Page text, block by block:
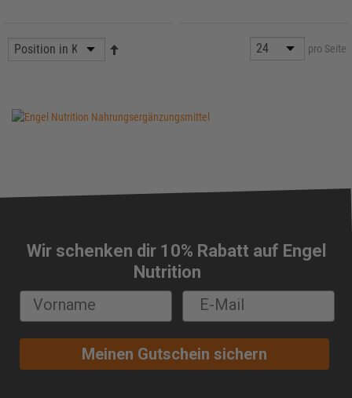
pro Seite
Wir schenken dir 10% Rabatt auf Engel
Nutrition
Meinen Gutschein sichern